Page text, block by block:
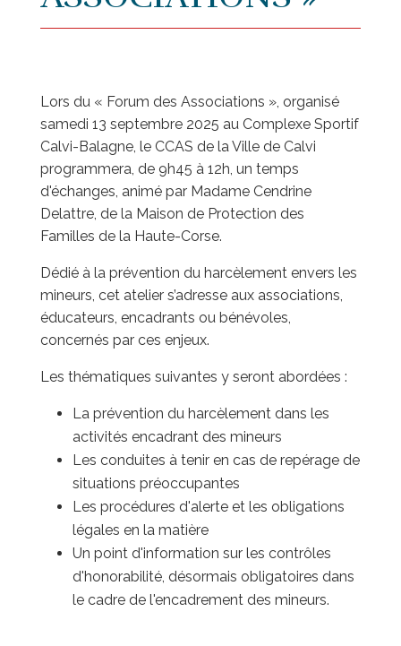
Lors du « Forum des Associations », organisé
samedi 13 septembre 2025 au Complexe Sportif
Calvi-Balagne, le CCAS de la Ville de Calvi
programmera, de 9h45 à 12h, un temps
d'échanges, animé par Madame Cendrine
Delattre, de la Maison de Protection des
Familles de la Haute-Corse.
Dédié à la prévention du harcèlement envers les
mineurs, cet atelier s’adresse aux associations,
éducateurs, encadrants ou bénévoles,
concernés par ces enjeux.
Les thématiques suivantes y seront abordées :
La prévention du harcèlement dans les
activités encadrant des mineurs
Les conduites à tenir en cas de repérage de
situations préoccupantes
Les procédures d'alerte et les obligations
légales en la matière
Un point d'information sur les contrôles
d'honorabilité, désormais obligatoires dans
le cadre de l'encadrement des mineurs.